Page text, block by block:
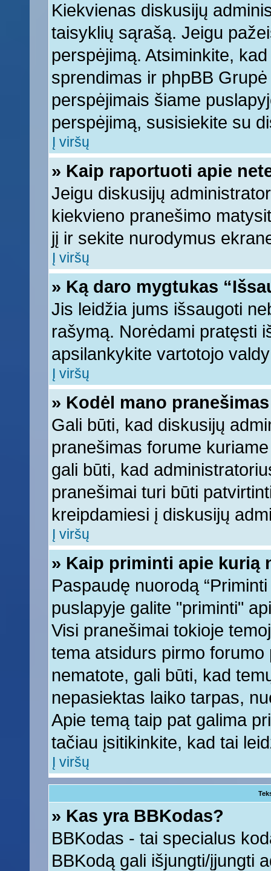
Kiekvienas diskusijų
taisyklių sąrašą. Jeigu
perspėjimą. Atsiminkite,
sprendimas ir phpBB
perspėjimais šiame
perspėjimą, susisiekite su
Į viršų
» Kaip raportuoti apie
Jeigu diskusijų
kiekvieno pranešimo
jį ir sekite nurodymus
Į viršų
» Ką daro mygtukas
Jis leidžia jums išsaugoti
rašymą. Norėdami pratęsti
apsilankykite vartotojo
Į viršų
» Kodėl mano
Gali būti, kad diskusijų
pranešimas forume
gali būti, kad
pranešimai turi būti
kreipdamiesi į diskusijų
Į viršų
» Kaip priminti apie kurią
Paspaudę nuorodą
puslapyje galite "priminti"
Visi pranešimai tokioje
tema atsidurs pirmo
nematote, gali būti, kad
nepasiektas laiko tarpas,
Apie temą taip pat galima
tačiau įsitikinkite, kad tai
Į viršų
» Kas yra BBKodas?
BBKodas - tai specialus
BBKodą gali išjungti/įjungti